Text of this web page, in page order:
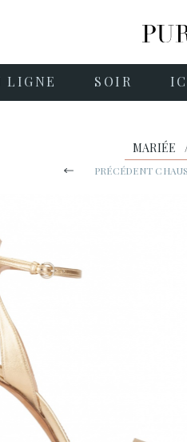
LIGNE SOIR
MARIÉE
PRÉCÉDENT